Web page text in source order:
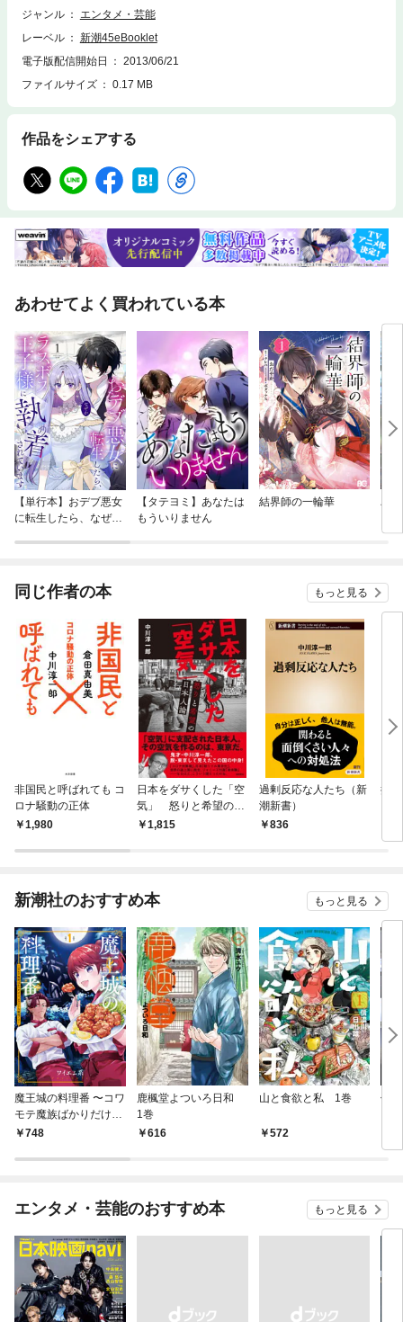
ジャンル
エンタメ・芸能
レーベル
新潮45eBooklet
電子版配信開始日
2013/06/21
ファイルサイズ
0.17 MB
作品をシェアする
あわせてよく買われている本
【単行本】おデブ悪女
に転生したら、なぜか
【タテヨミ】あなたは
もういりません
結界師の一輪華
バ
今
同じ作者の本 もっと見る
非国民と呼ばれても コ
ロナ騒動の正体
1,980
日本をダサくした「空
気」 怒りと希望の日
本人論
1,815
過剰反応な人たち（新
潮新書）
836
捨
書）
新潮社のおすすめ本 もっと見る
魔王城の料理番 〜コワ
モテ魔族ばかりだけ
ど、ホワイトな職場で
748
鹿楓堂よついろ日和
1巻
616
山と食欲と私 1巻
572
俺
エンタメ・芸能のおすすめ本 もっと見る